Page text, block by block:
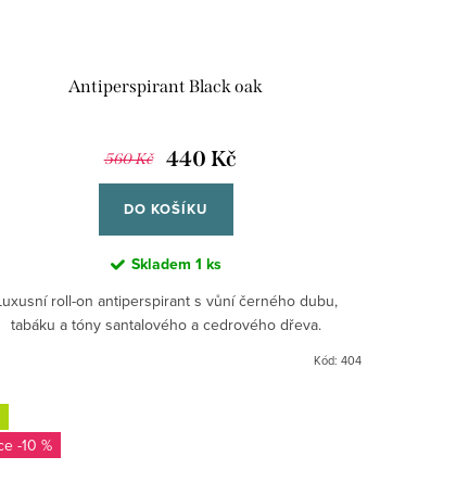
Antiperspirant Black oak
560 Kč 440 Kč
DO KOŠÍKU
Skladem 1 ks
roll-on antiperspirant s vůní černého dubu,
tabáku a tóny santalového a cedrového dřeva.
Kód: 404
-10 %